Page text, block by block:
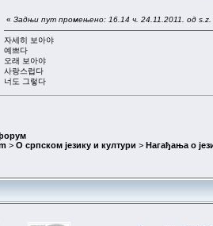
« Задњи пут промењено: 16.14 ч. 24.11.2011. од s.z.
자세히 보아야
예쁘다
오래 보아야
사랑스럽다
너도 그렇다
> О српском језику и култури > Нагађања о